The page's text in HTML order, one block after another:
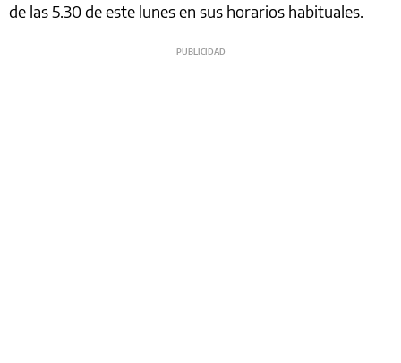
de las 5.30 de este lunes en sus horarios habituales.